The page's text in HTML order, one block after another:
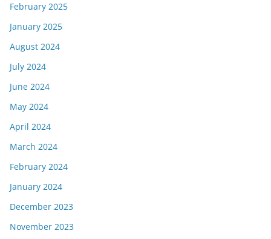
February 2025
January 2025
August 2024
July 2024
June 2024
May 2024
April 2024
March 2024
February 2024
January 2024
December 2023
November 2023